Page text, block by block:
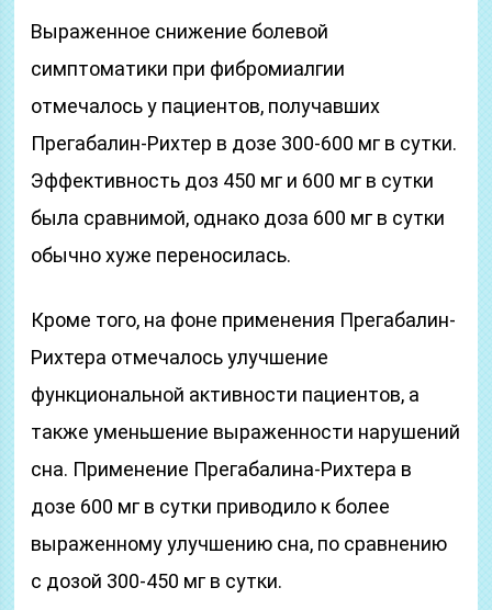
Выраженное снижение болевой
симптоматики при фибромиалгии
отмечалось у пациентов, получавших
Прегабалин-Рихтер в дозе 300-600 мг в сутки.
Эффективность доз 450 мг и 600 мг в сутки
была сравнимой, однако доза 600 мг в сутки
обычно хуже переносилась.
Кроме того, на фоне применения Прегабалин-
Рихтера отмечалось улучшение
функциональной активности пациентов, а
также уменьшение выраженности нарушений
сна. Применение Прегабалина-Рихтера в
дозе 600 мг в сутки приводило к более
выраженному улучшению сна, по сравнению
с дозой 300-450 мг в сутки.